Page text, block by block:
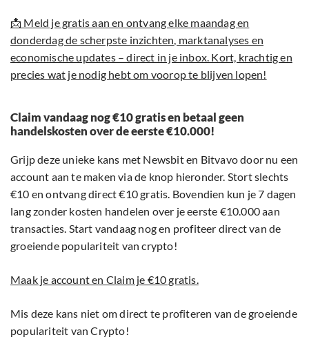
📩 Meld je gratis aan en ontvang elke maandag en
donderdag de scherpste inzichten, marktanalyses en
economische updates – direct in je inbox. Kort, krachtig en
precies wat je nodig hebt om voorop te blijven lopen!
Claim vandaag nog €10 gratis en betaal geen
handelskosten over de eerste €10.000!
Grijp deze unieke kans met Newsbit en Bitvavo door nu een
account aan te maken via de knop hieronder. Stort slechts
€10 en ontvang direct €10 gratis. Bovendien kun je 7 dagen
lang zonder kosten handelen over je eerste €10.000 aan
transacties. Start vandaag nog en profiteer direct van de
groeiende populariteit van crypto!
Maak je account en Claim je €10 gratis.
Mis deze kans niet om direct te profiteren van de groeiende
populariteit van Crypto!